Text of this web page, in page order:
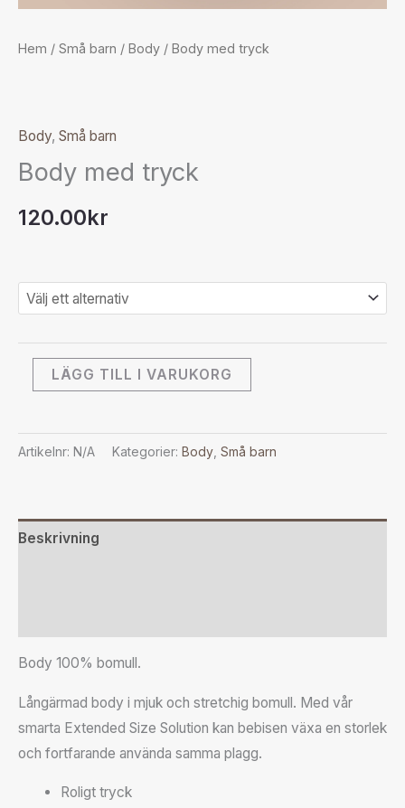
Hem / Små barn / Body / Body med tryck
Body, Små barn
Body med tryck
120.00kr
LÄGG TILL I VARUKORG
Artikelnr: N/A Kategorier: Body Små barn
Beskrivning
Body 100% bomull.
Långärmad body i mjuk och stretchig bomull. Med vår
smarta Extended Size Solution kan bebisen växa en storlek
och fortfarande använda samma plagg.
Roligt tryck